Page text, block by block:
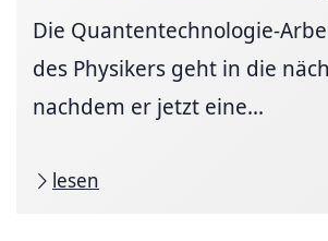
Die Quantentechnologie-
des Physikers geht in die
nachdem er jetzt eine...
lesen